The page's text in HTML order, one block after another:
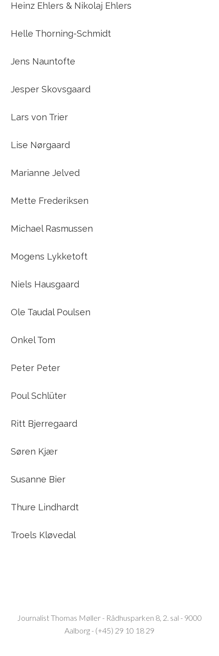
Heinz Ehlers & Nikolaj Ehlers
Helle Thorning-Schmidt
Jens Nauntofte
Jesper Skovsgaard
Lars von Trier
Lise Nørgaard
Marianne Jelved
Mette Frederiksen
Michael Rasmussen
Mogens Lykketoft
Niels Hausgaard
Ole Taudal Poulsen
Onkel Tom
Peter Peter
Poul Schlüter
Ritt Bjerregaard
Søren Kjær
Susanne Bier
Thure Lindhardt
Troels Kløvedal
Journalist Thomas Møller - Rådhusparken 8, 2. sal - 9000
Aalborg - (+45) 29 10 18 29